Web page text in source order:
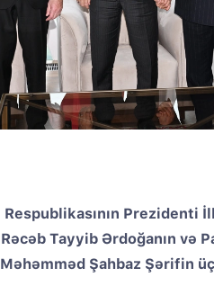
Respublikasının Prezidenti
Tayyib Ərdoğanın və
Məhəmməd Şahbaz Şərifin